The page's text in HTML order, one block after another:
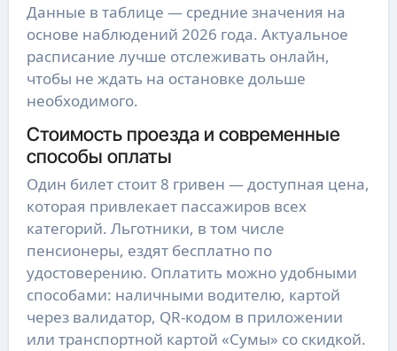
Данные в таблице — средние значения на
основе наблюдений 2026 года. Актуальное
расписание лучше отслеживать онлайн,
чтобы не ждать на остановке дольше
необходимого.
Стоимость проезда и современные
способы оплаты
Один билет стоит 8 гривен — доступная цена,
которая привлекает пассажиров всех
категорий. Льготники, в том числе
пенсионеры, ездят бесплатно по
удостоверению. Оплатить можно удобными
способами: наличными водителю, картой
через валидатор, QR-кодом в приложении
или транспортной картой «Сумы» со скидкой.